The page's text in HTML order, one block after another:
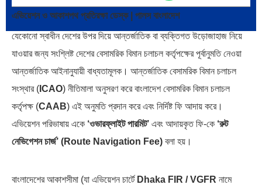
দক্ষিণ এশিয়ায় ‘জেন-জি’ বিপ্লব:
বাংলাদেশ,…
বিশেষ ইন-ডেপ্থ রিপোর্ট: ক্রীড়া
বিসিএস-প্রেম এবং…
২৬…
এভিয়েশন ও আকাশপথ প্রতিরক্ষা ডেস্ক | পালস বাংলাদেশ
যেকোনো স্বাধীন দেশের উপর দিয়ে আন্তর্জাতিক বা ব্যক্তিগত উড়োজাহাজ নিয়ে
যাওয়ার জন্য সংশ্লিষ্ট দেশের বেসামরিক বিমান চলাচল কর্তৃপক্ষের পূর্বানুমতি নেওয়া
আন্তর্জাতিক আইনানুযায়ী বাধ্যতামূলক। আন্তর্জাতিক বেসামরিক বিমান চলাচল
সংস্থার ( ICAO) নীতিমালা অনুসরণ করে বাংলাদেশ বেসামরিক বিমান চলাচল
কর্তৃপক্ষ (CAAB) এই অনুমতি প্রদান করে এবং নির্দিষ্ট ফি আদায় করে।
এভিয়েশন পরিভাষায় একে ‘ওভারফ্লাইট পারমিট’ এবং আদায়কৃত ফি-কে ‘রুট
নেভিগেশন চার্জ’ (Route Navigation Fee) বলা হয়।
বাংলাদেশের আকাশসীমা (যা এভিয়েশন চার্টে Dhaka FIR / VGFR নামে